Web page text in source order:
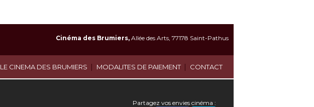
LE CINEMA DES BRUMIERS | MODALITES DE PAIEMENT | CONTACT
Cinéma des Brumiers, Allée des Arts, 77178 Saint-Pathus
Partagez vos envies cinéma :